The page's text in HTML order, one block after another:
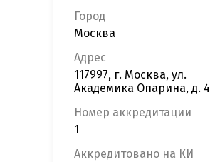
Город
Москва
Адрес
117997, г. Москва, ул.
Академика Опарина, д. 4
Номер аккредитации
1
Аккредитовано на КИ